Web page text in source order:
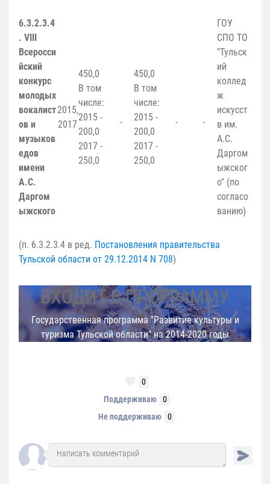
6.3.2.3.4
. VIII
Всеросси
йский
конкурс
молодых
вокалист
ов и
музыков
едов
имени
А.С.
Даргом
ыжского
2015,
2017
450,0
В том
числе:
2015 -
200,0
2017 -
250,0
-
450,0
В том
числе:
2015 -
200,0
2017 -
250,0
- -
ГОУ
СПО ТО
"Тульск
ий
коллед
ж
искусст
в им.
А.С.
Даргом
ыжског
о" (по
согласо
ванию)
(п. 6.3.2.3.4 в ред. Постановления правительства
Тульской области от 29.12.2014 N 708)
ВХОДИТ В ПРОГРАММУ
Государственная программа "Развитие культуры и
туризма Тульской области" на 2014-2020 годы
0
Поддерживаю
0
Не поддерживаю
0